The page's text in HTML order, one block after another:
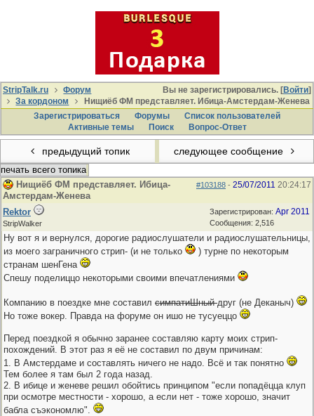
Вы не зарегистрировались. [Войти]
StripTalk.ru
Форум
За кордоном
Нищиёб ФМ представляет. Ибица-Амстердам-Женева
Зарегистрироваться
Форумы
Список пользователей
Активные темы
Поиcк Вопрос-Ответ
предыдущий топик следующее сообщение
печать всего топика
#103188 - 25/07/2011 20:24:17
Нищиёб ФМ представляет. Ибица-
Амстердам-Женева
Зарегистрирован: Apr 2011
Сообщения: 2,516
Rektor
StripWalker
Ну вот я и вернулся, дорогие радиослушатели и радиослушательницы,
из моего заграничного стрип- (и не только
) турне по некоторым
странам шенГена
Спешу поделиццо некоторыми своими впечатлениями
Компанию в поездке мне составил симпатиШныйдруг (не Деканыч)
Но тоже вокер. Правда на форуме он ишо не тусуеццо
Перед поездкой я обычно заранее составляю карту моих стрип-
похождений. В этот раз я её не составил по двум причинам:
1. В Амстердаме и составлять ничего не надо. Всё и так понятно
Тем более я там был 2 года назад.
2. В ибице и женеве решил обойтись принципом "если попадёцца клуп
при осмотре местности - хорошо, а если нет - тоже хорошо, значит
бабла съэкономлю".